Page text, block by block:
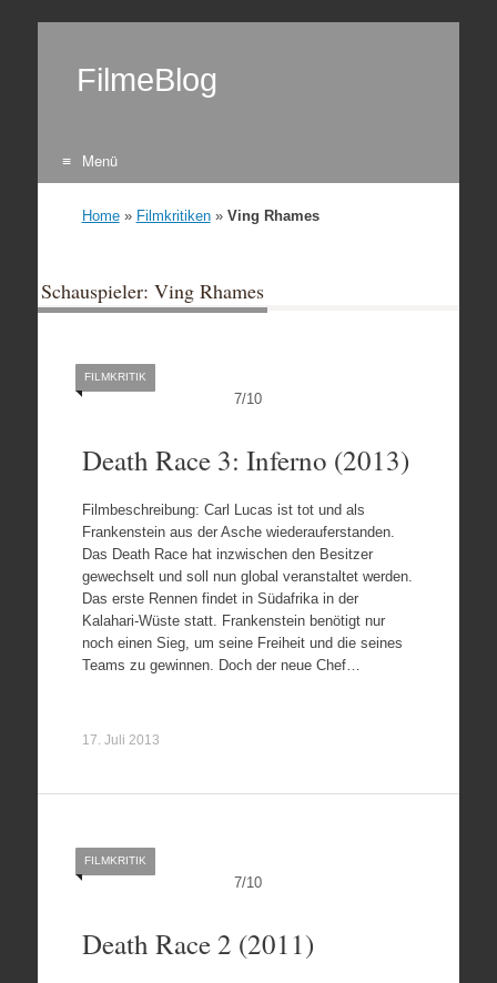
FilmeBlog
Menü
Home» Filmkritiken» Ving Rhames
Schauspieler: Ving Rhames
7/10
FILMKRITIK
Death Race 3: Inferno (2013)
Filmbeschreibung: Carl Lucas ist tot und als
Frankenstein aus der Asche wiederauferstanden.
Das Death Race hat inzwischen den Besitzer
gewechselt und soll nun global veranstaltet werden.
Das erste Rennen findet in Südafrika in der
Kalahari-Wüste statt. Frankenstein benötigt nur
noch einen Sieg, um seine Freiheit und die seines
Teams zu gewinnen. Doch der neue Chef…
17. Juli 2013
7/10
FILMKRITIK
Death Race 2 (2011)